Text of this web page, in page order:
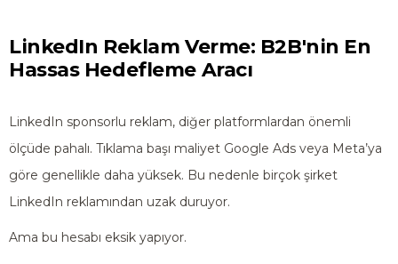
LinkedIn Reklam Verme: B2B'nin En
Hassas Hedefleme Aracı
LinkedIn sponsorlu reklam, diğer platformlardan önemli
ölçüde pahalı. Tıklama başı maliyet Google Ads veya Meta’ya
göre genellikle daha yüksek. Bu nedenle birçok şirket
LinkedIn reklamından uzak duruyor.
Ama bu hesabı eksik yapıyor.